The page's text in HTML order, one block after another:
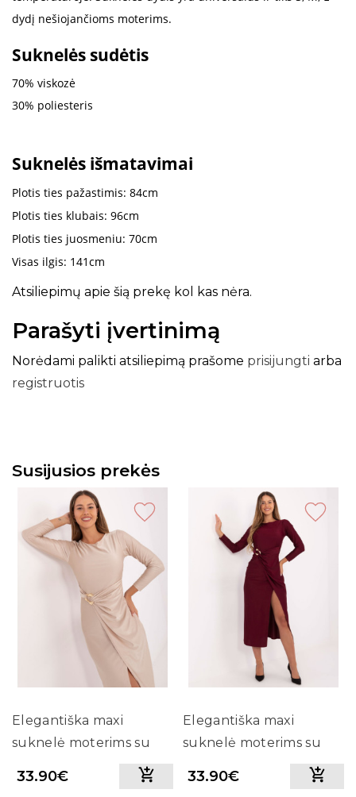
dydį nešiojančioms moterims.
Suknelės sudėtis
70% viskozė
30% poliesteris
Suknelės išmatavimai
Plotis ties pažastimis: 84cm
Plotis ties klubais: 96cm
Plotis ties juosmeniu: 70cm
Visas ilgis: 141cm
Atsiliepimų apie šią prekę kol kas nėra.
Parašyti įvertinimą
Norėdami palikti atsiliepimą prašome prisijungti arba
registruotis
Susijusios prekės
Elegantiška maxi
suknelė moterims su
skeltuku (balkšva)
33.90€
Elegantiška maxi
suknelė moterims su
skeltuku (bordo)
33.90€